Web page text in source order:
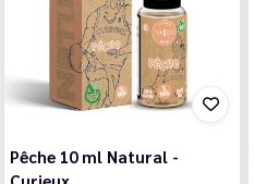
Pêche 10 ml Natural -